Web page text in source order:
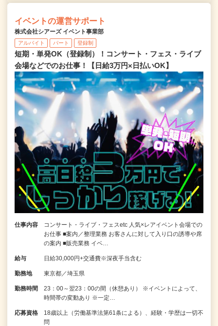
イベントの運営サポート
株式会社シアーズ イベント事業部
アルバイト パート 登録制
短期・単発OK（登録制）！コンサート・フェス・ライブ
会場などでのお仕事！【日給3万円×日払いOK】
仕事内容
コンサート・ライブ・フェスetc 人気×レアイベント会場での
お仕事 ■案内／整理業務 お客さんに対して入り口の誘導や席
の案内 ■販売業務 イベ…
給与 日給30,000円+交通費※深夜手当含む
勤務地 東京都／埼玉県
勤務時間
23：00～翌23：00の間（休憩あり） ※イベントによって、
時間帯の変動あり ※一定…
応募資格
18歳以上（労働基準法第61条による）、経験・学歴は一切不
問